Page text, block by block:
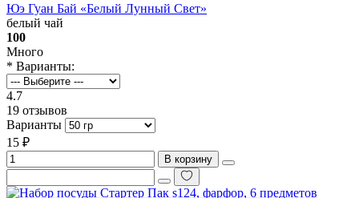
Юэ Гуан Бай «Белый Лунный Свет»
белый чай
100
Много
* Варианты:
4.7
19 отзывов
Варианты
15 ₽
В корзину